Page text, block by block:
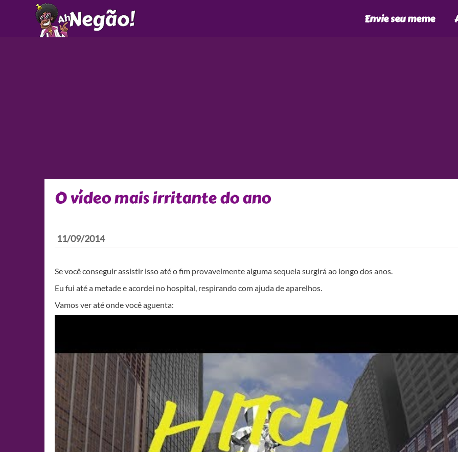
Envie seu meme
O vídeo mais irritante do ano
11/09/2014
Se você conseguir assistir isso até o fim provavelmente alguma sequela surgirá ao longo dos anos.
Eu fui até a metade e acordei no hospital, respirando com ajuda de aparelhos.
Vamos ver até onde você aguenta: